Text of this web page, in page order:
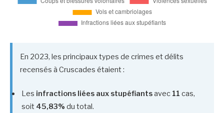
En 2023, les principaux types de crimes et délits
recensés à Cruscades étaient :
Les infractions liées aux stupéfiantsavec 11 cas,
soit 45,83% du total.